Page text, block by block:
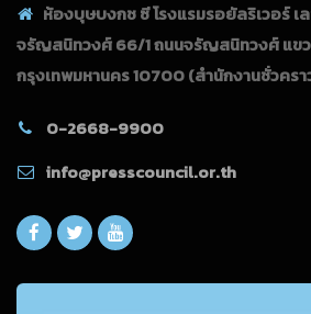
ห้องบุษบงกช ซี โรงแรมรอยัลริเวอร์ เ
จรัญสนิทวงศ์ 66/1 ถนนจรัญสนิทวงศ์ แข
กรุงเทพมหานคร 10700(สำนักงานชั่วครา
0-2668-9900
info@presscouncil.or.th